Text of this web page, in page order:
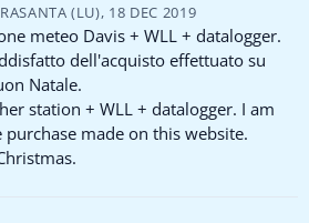
(LU), 18 DEC 2019
meteo Davis + WLL + datalogger.
dell'acquisto effettuato su
Natale.
station + WLL + datalogger. I am
made on this website.